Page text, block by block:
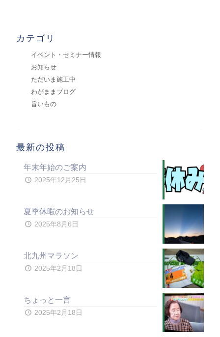
カテゴリ
イベント・セミナー情報
お知らせ
ただいま施工中
わがままブログ
旨いもの
最新の投稿
年末年始のご案内
2025年12月25日
夏季休暇のお知らせ
2025年8月6日
北九州マラソン
2025年2月18日
ちょっと一言
2025年2月18日